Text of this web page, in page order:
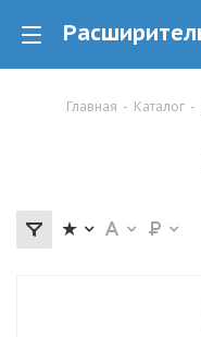
Главная - Каталог -